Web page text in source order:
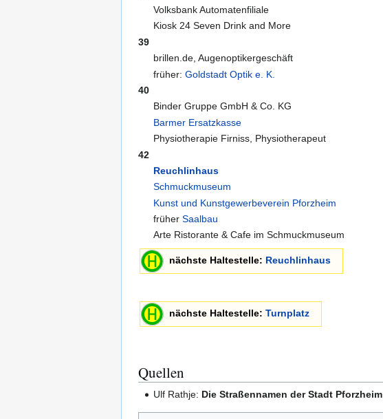
Volksbank Automatenfiliale
Kiosk 24 Seven Drink and More
39
brillen.de, Augenoptikergeschäft
früher:Goldstadt Optik e. K.
40
Binder Gruppe GmbH & Co. KG
Barmer Ersatzkasse
Physiotherapie Firniss, Physiotherapeut
42
Reuchlinhaus
Schmuckmuseum
Kunst und Kunstgewerbeverein Pforzheim
früherSaalbau
Arte Ristorante & Cafe im Schmuckmuseum
nächste Haltestelle: Reuchlinhaus
nächste Haltestelle: Turnplatz
Quellen
Ulf Rathje: Die Straßennamen der Stadt Pforzheim